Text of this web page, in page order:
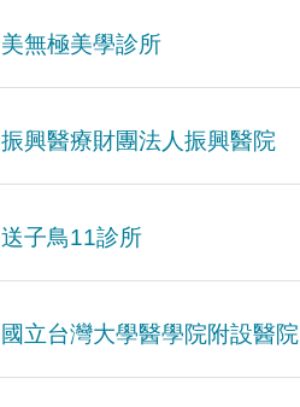
美無極美學診所
振興醫療財團法人振興醫院
送子鳥11診所
國立台灣大學醫學院附設醫院